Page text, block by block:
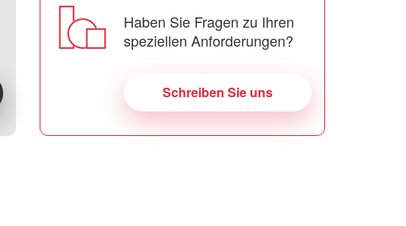
Haben Sie Fragen zu Ihren
speziellen Anforderungen?
Schreiben Sie uns